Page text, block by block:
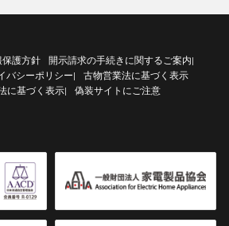
護方針 開示請求の手続きに関するご案内|
バシーポリシー|
古物営業法に基づく表示
に基づく表示| 偽装サイトにご注意